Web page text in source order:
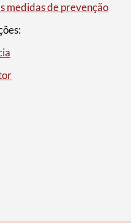
medidas de prevenção